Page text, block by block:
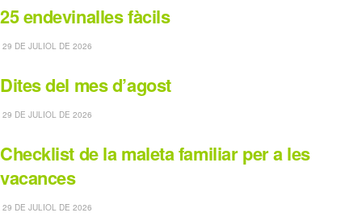
25 endevinalles fàcils
29 DE JULIOL DE 2026
Dites del mes d’agost
29 DE JULIOL DE 2026
Checklist de la maleta familiar per a les
vacances
29 DE JULIOL DE 2026